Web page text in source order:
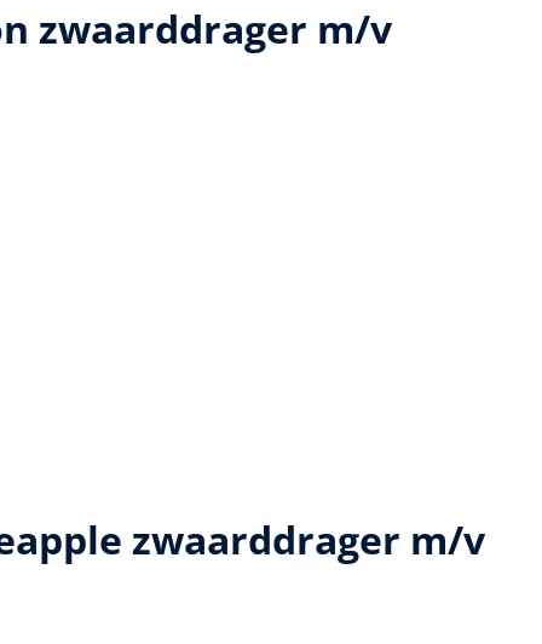
zwaarddrager m/v
zwaarddrager m/v